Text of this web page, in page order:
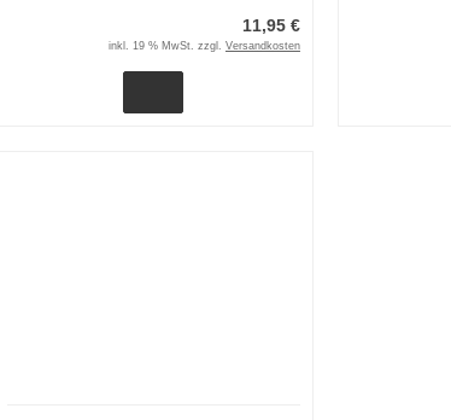
11,95 €
inkl. 19 % MwSt. zzgl. Versandkosten